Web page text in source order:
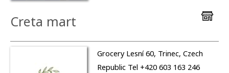
Creta mart
Grocery Lesní 60, Trinec, Czech
Republic Tel +420 603 163 246